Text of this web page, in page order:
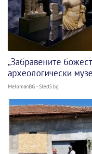
„Забравените
археологически
MelomanBG - Sled5.bg